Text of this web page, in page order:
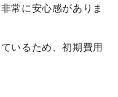
常に安心感がありま
いるため、初期費用